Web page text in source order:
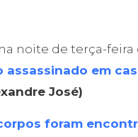
noite de terça-
assassinado em
José)
foram